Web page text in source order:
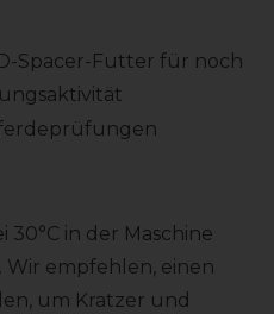
Spacer-Futter für noch
30°C in der Maschine
Wir empfehlen, einen
um Kratzer und